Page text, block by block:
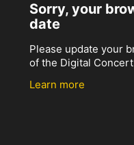
Sorry, your
date
Please update your
of the Digital
Learn more